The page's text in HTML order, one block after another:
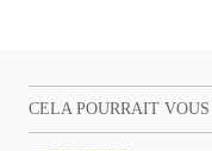
CELA POURRAIT